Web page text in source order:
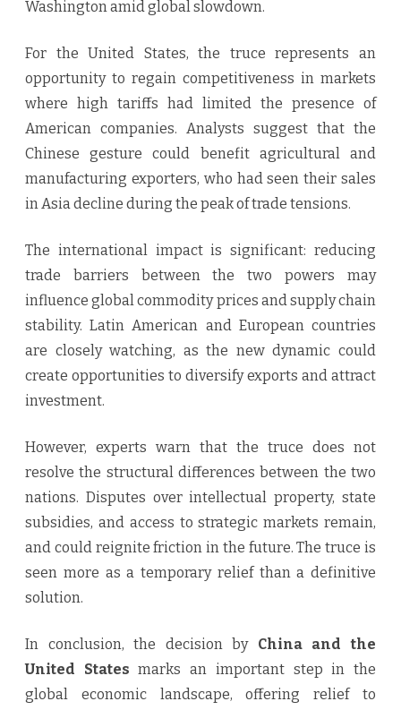
Washington amid global slowdown.
For the United States, the truce represents an
opportunity to regain competitiveness in markets
where high tariffs had limited the presence of
American companies. Analysts suggest that the
Chinese gesture could benefit agricultural and
manufacturing exporters, who had seen their sales
in Asia decline during the peak of trade tensions.
The international impact is significant: reducing
trade barriers between the two powers may
influence global commodity prices and supply chain
stability. Latin American and European countries
are closely watching, as the new dynamic could
create opportunities to diversify exports and attract
investment.
However, experts warn that the truce does not
resolve the structural differences between the two
nations. Disputes over intellectual property, state
subsidies, and access to strategic markets remain,
and could reignite friction in the future. The truce is
seen more as a temporary relief than a definitive
solution.
In conclusion, the decision by China and the
United States marks an important step in the
global economic landscape, offering relief to